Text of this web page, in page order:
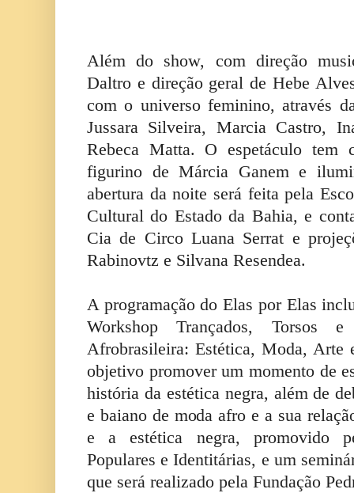
Além do show, com direção
Daltro e direção geral de Hebe
com o universo feminino, através
Jussara Silveira, Marcia Castro,
Rebeca Matta. O espetáculo tem
figurino de Márcia Ganem e
abertura da noite será feita pela
Cultural do Estado da Bahia, e
Cia de Circo Luana Serrat e
Rabinovtz e Silvana Resendea.
A programação do Elas por Elas
Workshop Trançados, Torsos
Afrobrasileira: Estética, Moda, Arte
objetivo promover um momento de
história da estética negra, além de
e baiano de moda afro e a sua
e a estética negra, promovido
Populares e Identitárias, e um
que será realizado pela Fundação